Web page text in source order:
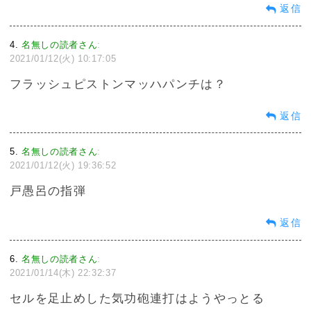
返信
4 名無しの読者さん:
2021/01/12(火) 10:17:05
フラッシュピストンマッハパンチは？
返信
5 名無しの読者さん:
2021/01/12(火) 19:36:52
戸愚呂の指弾
返信
6 名無しの読者さん:
2021/01/14(木) 22:32:37
セルを足止めした気功砲連打はようやっとる